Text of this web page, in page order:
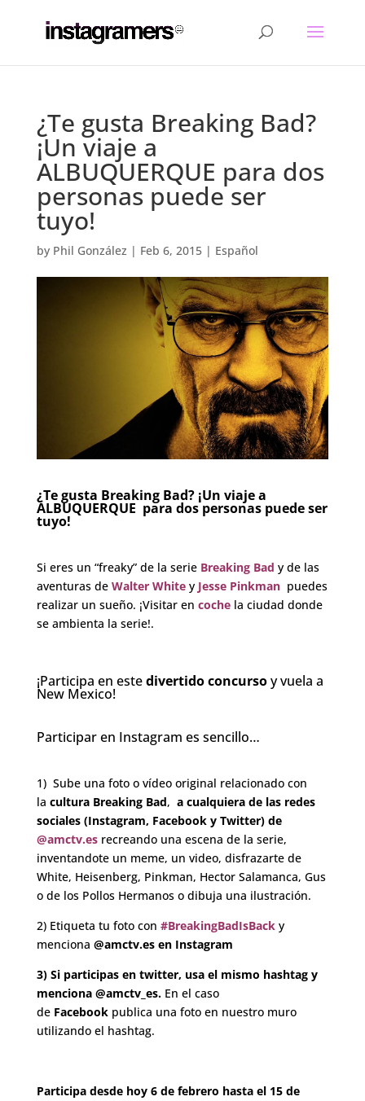
¿Te gusta Breaking Bad?
¡Un viaje a
ALBUQUERQUE para dos
personas puede ser
tuyo!
by Phil González | Feb 6, 2015| Español
¿Te gusta Breaking Bad? ¡Un viaje a
ALBUQUERQUE para dos personas puedeser
tuyo!
Si eres un “freaky” de la serie Breaking Bad y de las
aventuras de Walter White y Jesse Pinkman puedes
realizar un sueño. ¡Visitar en cochela ciudad donde
se ambienta la serie!.
¡Participa en estedivertido concursoy vuela a
New Mexico!
Participar en Instagram es sencillo…
1) Sube una foto o vídeo original relacionado con
la cultura Breaking Bad, a cualquiera de las redes
sociales (Instagram, Facebook y Twitter) de
@amctv.es recreando una escena de la serie,
inventandote un meme, un video, disfrazarte de
White, Heisenberg, Pinkman, Hector Salamanca, Gus
o de los Pollos Hermanos o dibuja una ilustración.
2) Etiqueta tu foto con #BreakingBadIsBack y
menciona @amctv.es en Instagram
3) Si participas en twitter, usa el mismo hashtag y
menciona @amctv_es. En el caso
de Facebookpublica una foto en nuestro muro
utilizando el hashtag.
Participa desde hoy 6 de febrero hasta el 15 de